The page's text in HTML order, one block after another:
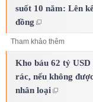
suốt 10 năm: Lên
đồng
Tham khảo thêm
Kho báu 62 tỷ USD
rác, nếu không
nhân loại